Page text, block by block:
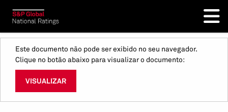
Este documento não pode ser exibido no seu navegador.
Clique no botão abaixo para visualizar o documento:
VISUALIZAR